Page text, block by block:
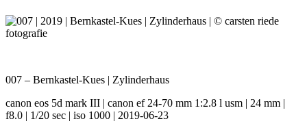
007 – Bernkastel-Kues | Zylinderhaus
canon eos 5d mark III | canon ef 24-70 mm 1:2.8 l usm | 24 mm |
f8.0 | 1/20 sec | iso 1000 | 2019-06-23